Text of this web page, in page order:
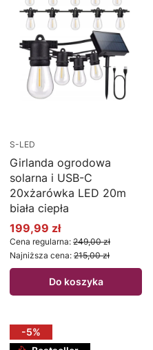
S-LED
Girlanda ogrodowa
solarna i USB-C
20xżarówka LED 20m
biała ciepła
Cena promocyjna
199,99 zł
Cena regularna: 249,00 zł
Najniższa cena: 215,00 zł
Do koszyka
-5%